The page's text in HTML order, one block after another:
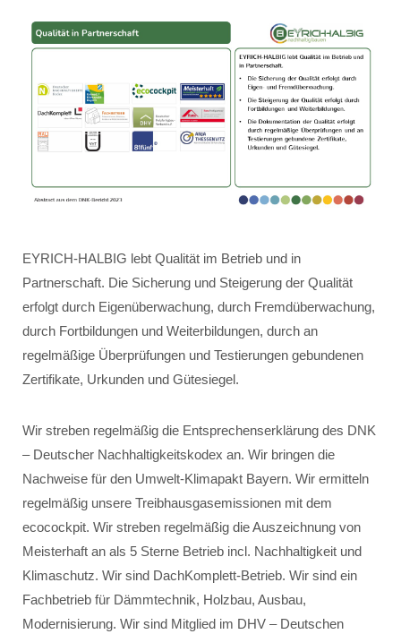
EYRICH-HALBIG lebt Qualität im Betrieb und in
Partnerschaft. Die Sicherung und Steigerung der Qualität
erfolgt durch Eigenüberwachung, durch Fremdüberwachung,
durch Fortbildungen und Weiterbildungen, durch an
regelmäßige Überprüfungen und Testierungen gebundenen
Zertifikate, Urkunden und Gütesiegel.
Wir streben regelmäßig die Entsprechenserklärung des DNK
– Deutscher Nachhaltigkeitskodex an. Wir bringen die
Nachweise für den Umwelt-Klimapakt Bayern. Wir ermitteln
regelmäßig unsere Treibhausgasemissionen mit dem
ecocockpit. Wir streben regelmäßig die Auszeichnung von
Meisterhaft an als 5 Sterne Betrieb incl. Nachhaltigkeit und
Klimaschutz. Wir sind DachKomplett-Betrieb. Wir sind ein
Fachbetrieb für Dämmtechnik, Holzbau, Ausbau,
Modernisierung. Wir sind Mitglied im DHV – Deutschen